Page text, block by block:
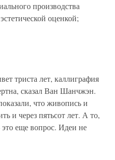
производства
оценкой;
триста лет, каллиграфия
сказал Ван Шанчжэн.
что живопись и
и через пятьсот лет. А то,
это еще вопрос. Идеи не